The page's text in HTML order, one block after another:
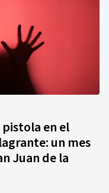
pistola en el
un mes
Juan de la